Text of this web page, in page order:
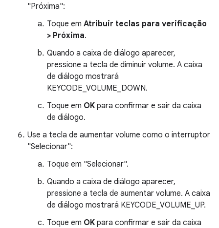
"Próxima":
Toque em Atribuir teclas para verificação
> Próxima.
Quando a caixa de diálogo aparecer,
pressione a tecla de diminuir volume. A caixa
de diálogo mostrará
KEYCODE_VOLUME_DOWN.
Toque em OK para confirmar e sair da caixa
de diálogo.
Use a tecla de aumentar volume como o interruptor
"Selecionar":
Toque em "Selecionar".
Quando a caixa de diálogo aparecer,
pressione a tecla de aumentar volume. A caixa
de diálogo mostrará KEYCODE_VOLUME_UP.
Toque em OK para confirmar e sair da caixa